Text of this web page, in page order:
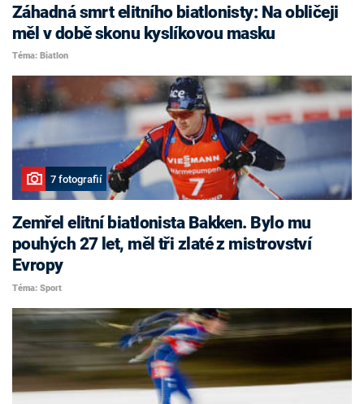
Záhadná smrt elitního biatlonisty: Na obličeji
měl v době skonu kyslíkovou masku
Téma: Biatlon
7 fotografií
Zemřel elitní biatlonista Bakken. Bylo mu
pouhých 27 let, měl tři zlaté z mistrovství
Evropy
Téma: Sport